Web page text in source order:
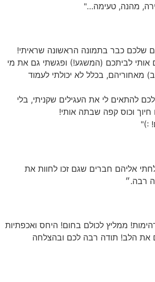
מהנה, טעימה…"
שלכם כבר בתמונה הראשונה שראיתי!
לביתכם (המשגע!) ופגשתי גם את מי
מאחוריהם, בכלל לא יכולתי לעמוד
להתאים לי את העגילים שקניתי, בלי
וכוס קפה שבתה אותי!
:)"
אליהם חברים שגם זכו לחוות את
רבה.״
ממליץ לכולם בחום! היחס ואכפתיות
את הלב! תודה רבה לכם ובהצלחה